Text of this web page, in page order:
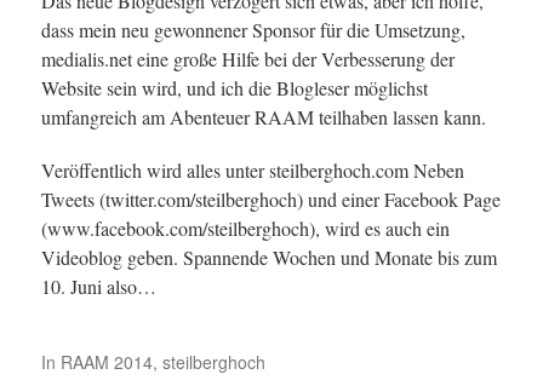
dass mein neu gewonnener Sponsor für die Umsetzung,
medialis.net eine große Hilfe bei der Verbesserung der
Website sein wird, und ich die Blogleser möglichst
umfangreich am Abenteuer RAAM teilhaben lassen kann.
Veröffentlich wird alles unter steilberghoch.com Neben
Tweets (twitter.com/steilberghoch) und einer Facebook Page
(www.facebook.com/steilberghoch), wird es auch ein
Videoblog geben. Spannende Wochen und Monate bis zum
10. Juni also…
In RAAM 2014, steilberghoch